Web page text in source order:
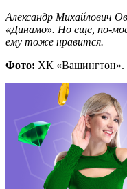
Александр Михайлович
«Динамо». Но еще, по-
ему тоже нравится.
Фото: ХК «Вашингтон».